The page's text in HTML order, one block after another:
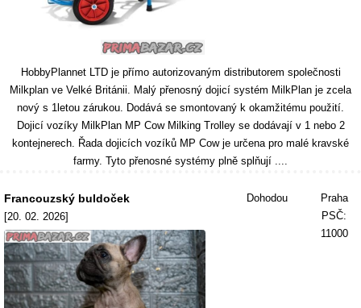
HobbyPlannet LTD je přímo autorizovaným distributorem společnosti
Milkplan ve Velké Británii. Malý přenosný dojicí systém MilkPlan je zcela
nový s 1letou zárukou. Dodává se smontovaný k okamžitému použití.
Dojicí vozíky MilkPlan MP Cow Milking Trolley se dodávají v 1 nebo 2
kontejnerech. Řada dojicích vozíků MP Cow je určena pro malé kravské
farmy. Tyto přenosné systémy plně splňují ....
Francouzský buldoček
[20. 02. 2026]
Dohodou
Praha
PSČ:
11000